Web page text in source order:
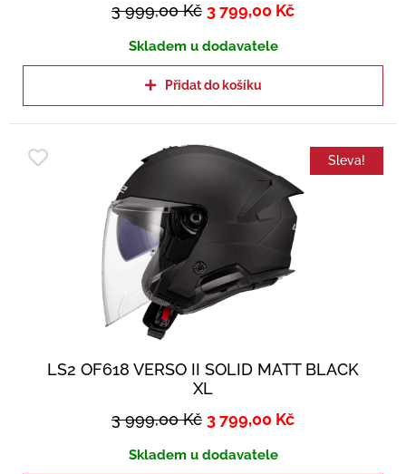
3 999,00Kč 3 799,00 Kč
Skladem u dodavatele
Přidat do košíku
Sleva!
LS2 OF618 VERSO II SOLID MATT BLACK
XL
3 999,00Kč 3 799,00 Kč
Skladem u dodavatele